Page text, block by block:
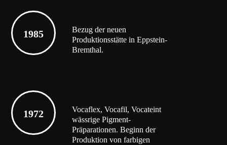
1985
Bezug der neuen
Produktionsstätte in Eppstein-
Bremthal.
1972
Vocaflex, Vocafil, Vocateint
wässrige Pigment-
Präparationen. Beginn der
Produktion von farbigen